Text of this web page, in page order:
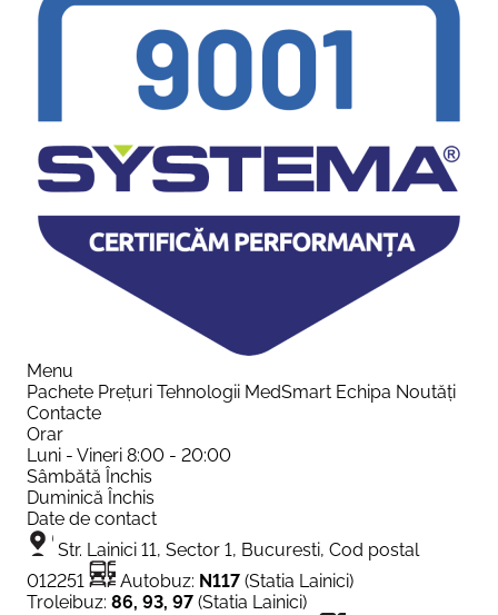
Menu
Pachete Prețuri Tehnologii MedSmart Echipa Noutăți
Contacte
Orar
Luni - Vineri 8:00 - 20:00
Sâmbătă Închis
Duminică Închis
Date de contact
Str. Lainici 11, Sector 1, Bucuresti, Cod postal
012251
Autobuz: N117 (Statia Lainici)
Troleibuz: 86, 93, 97 (Statia Lainici)